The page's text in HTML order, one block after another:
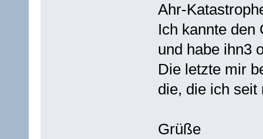
Ahr-
Ich kannte den
und habe ihn3
Die letzte mir
die, die ich seit
Grüße